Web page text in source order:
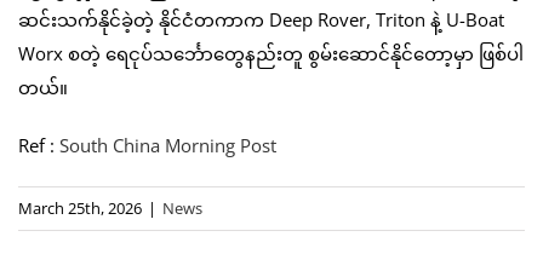
ဆင်းသက်နိုင်ခဲ့တဲ့ နိုင်ငံတကာက Deep Rover, Triton နဲ့ U-Boat
Worx စတဲ့ ရေငုပ်သင်္ဘောတွေနည်းတူ စွမ်းဆောင်နိုင်တော့မှာ ဖြစ်ပါ
တယ်။
Ref : South China Morning Post
March 25th, 2026 | News